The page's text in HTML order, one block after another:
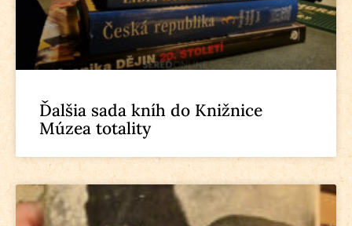
Ďalšia sada kníh do Knižnice
Múzea totality